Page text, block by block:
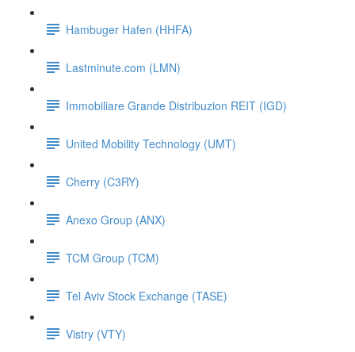
Hambuger Hafen (HHFA)
Lastminute.com (LMN)
Immobiliare Grande Distribuzion REIT (IGD)
United Mobility Technology (UMT)
Cherry (C3RY)
Anexo Group (ANX)
TCM Group (TCM)
Tel Aviv Stock Exchange (TASE)
Vistry (VTY)